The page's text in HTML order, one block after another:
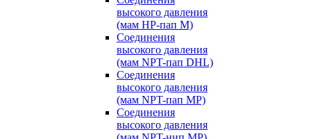
высокого давления
(мам HP-пап M)
Соединения
высокого давления
(мам NPT-пап DHL)
Соединения
высокого давления
(мам NPT-пап MP)
Соединения
высокого давления